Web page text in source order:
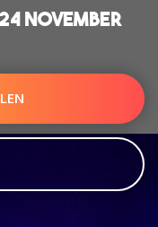
NOVEMBER